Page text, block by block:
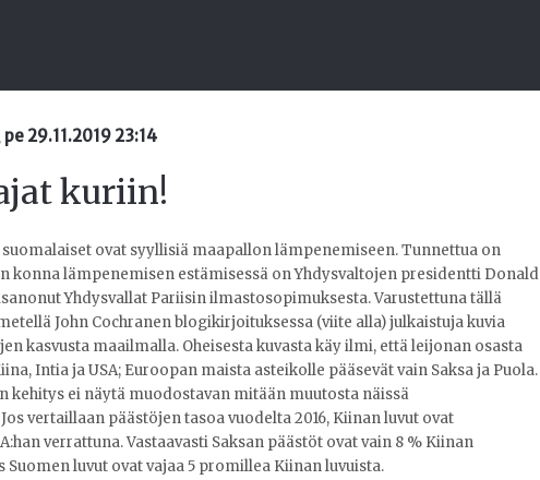
29.11.2019 23:14
kuriin!
ovat syyllisiä maapallon lämpenemiseen. Tunnettua on
konna lämpenemisen estämisessä on Yhdysvaltojen presidentti Donald
Yhdysvallat Pariisin ilmastosopimuksesta. Varustettuna tällä
John Cochranen blogikirjoituksessa (viite alla) julkaistuja kuvia
kasvusta maailmalla. Oheisesta kuvasta käy ilmi, että leijonan osasta
Intia ja USA; Euroopan maista asteikolle pääsevät vain Saksa ja Puola.
kehitys ei näytä muodostavan mitään muutosta näissä
vertaillaan päästöjen tasoa vuodelta 2016, Kiinan luvut ovat
verrattuna. Vastaavasti Saksan päästöt ovat vain 8 % Kiinan
Suomen luvut ovat vajaa 5 promillea Kiinan luvuista.